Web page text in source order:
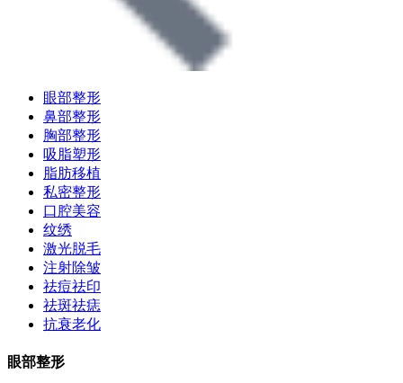
眼部整形
鼻部整形
胸部整形
吸脂塑形
脂肪移植
私密整形
口腔美容
纹绣
激光脱毛
注射除皱
祛痘祛印
祛斑祛痣
抗衰老化
眼部整形